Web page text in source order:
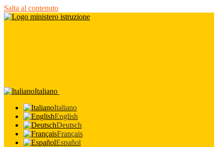
Salta al contenuto
Italiano
Italiano
English
Deutsch
Français
Español